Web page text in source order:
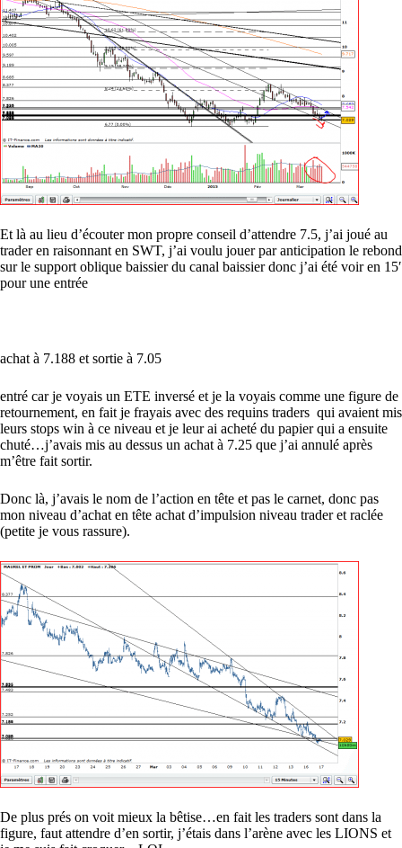
Et là au lieu d’écouter mon propre conseil d’attendre 7.5, j’ai joué au
trader en raisonnant en SWT, j’ai voulu jouer par anticipation le rebond
sur le support oblique baissier du canal baissier donc j’ai été voir en 15′
pour une entrée
achat à 7.188 et sortie à 7.05
entré car je voyais un ETE inversé et je la voyais comme une figure de
retournement, en fait je frayais avec des requins traders qui avaient mis
leurs stops win à ce niveau et je leur ai acheté du papier qui a ensuite
chuté…j’avais mis au dessus un achat à 7.25 que j’ai annulé après
m’être fait sortir.
Donc là, j’avais le nom de l’action en tête et pas le carnet, donc pas
mon niveau d’achat en tête achat d’impulsion niveau trader et raclée
(petite je vous rassure).
De plus prés on voit mieux la bêtise…en fait les traders sont dans la
figure, faut attendre d’en sortir, j’étais dans l’arène avec les LIONS et